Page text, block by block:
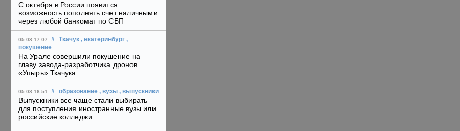
С октября в России появится
возможность пополнять счет наличными
через любой банкомат по СБП
05.08 17:07 # Ткачук , екатеринбург ,
покушение
На Урале совершили покушение на
главу завода-разработчика дронов
«Упырь» Ткачука
05.08 16:51 # образование , вузы , выпускники
Выпускники все чаще стали выбирать
для поступления иностранные вузы или
российские колледжи